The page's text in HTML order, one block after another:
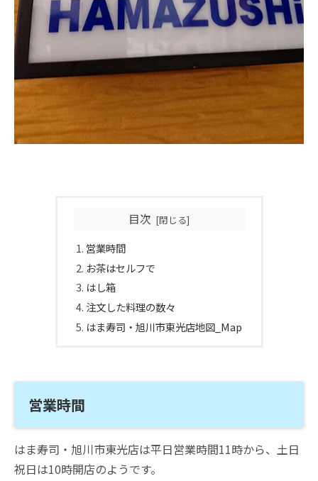
目次
営業時間
お茶はセルフで
はし箱
注文した料理の数々
はま寿司・旭川市東光店地図_Map
営業時間
はま寿司・旭川市東光店は平日営業時間11時から、土日
祝日は10時開店のようです。